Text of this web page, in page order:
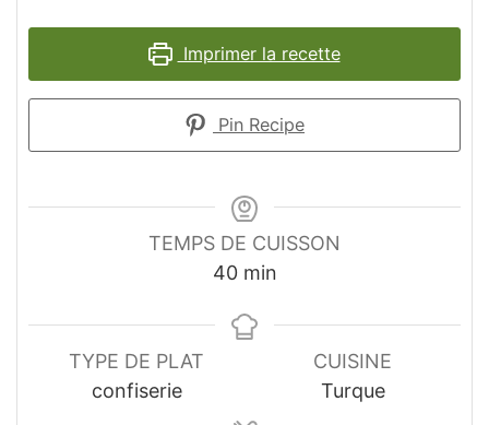
Imprimer la recette
Pin Recipe
TEMPS DE CUISSON
40minutes
min
TYPE DE PLAT
confiserie
CUISINE
Turque